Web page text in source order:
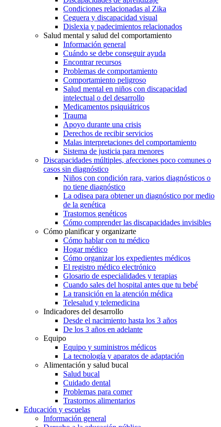
Condiciones relacionadas al Zika
Ceguera y discapacidad visual
Dislexia y padecimientos relacionados
Salud mental y salud del comportamiento
Información general
Cuándo se debe conseguir ayuda
Encontrar recursos
Problemas de comportamiento
Comportamiento peligroso
Salud mental en niños con discapacidad
intelectual o del desarrollo
Medicamentos psiquiátricos
Trauma
Apoyo durante una crisis
Derechos de recibir servicios
Malas interpretaciones del comportamiento
Sistema de justicia para menores
Discapacidades múltiples, afecciones poco comunes o
casos sin diagnóstico
Niños con condición rara, varios diagnósticos o
no tiene diagnóstico
La odisea para obtener un diagnóstico por medio
de la genética
Trastornos genéticos
Cómo comprender las discapacidades invisibles
Cómo planificar y organizarte
Cómo hablar con tu médico
Hogar médico
Cómo organizar los expedientes médicos
El registro médico electrónico
Glosario de especialidades y terapias
Cuando sales del hospital antes que tu bebé
La transición en la atención médica
Telesalud y telemedicina
Indicadores del desarrollo
Desde el nacimiento hasta los 3 años
De los 3 años en adelante
Equipo
Equipo y suministros médicos
La tecnología y aparatos de adaptación
Alimentación y salud bucal
Salud bucal
Cuidado dental
Problemas para comer
Trastornos alimentarios
Educación y escuelas
Información general